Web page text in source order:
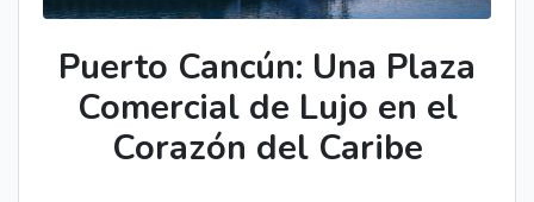
Puerto Cancún: Una Plaza
Comercial de Lujo en el
Corazón del Caribe